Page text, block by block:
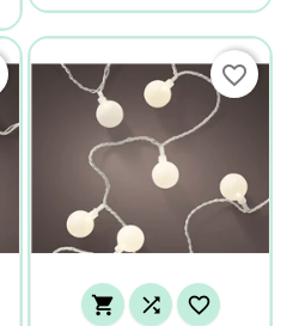
  
favorite_border